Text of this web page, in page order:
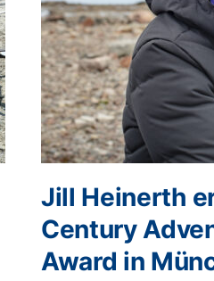
Jill Heinerth
Century
Award in